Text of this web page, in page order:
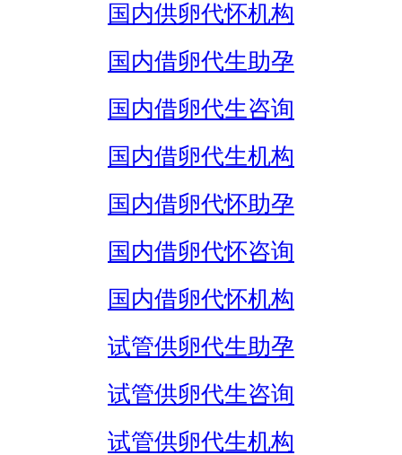
国内供卵代怀机构
国内借卵代生助孕
国内借卵代生咨询
国内借卵代生机构
国内借卵代怀助孕
国内借卵代怀咨询
国内借卵代怀机构
试管供卵代生助孕
试管供卵代生咨询
试管供卵代生机构